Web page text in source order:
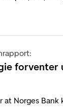
forventer
at Norges Bank